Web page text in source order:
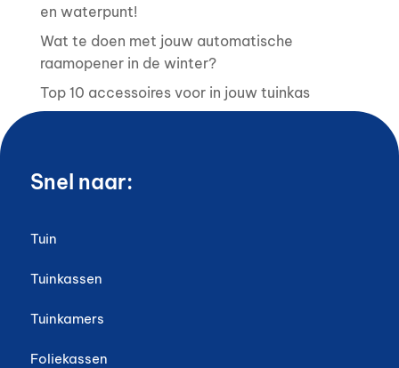
en waterpunt!
Wat te doen met jouw automatische
raamopener in de winter?
Top 10 accessoires voor in jouw tuinkas
Snel naar:
Tuin
Tuinkassen
Tuinkamers
Foliekassen